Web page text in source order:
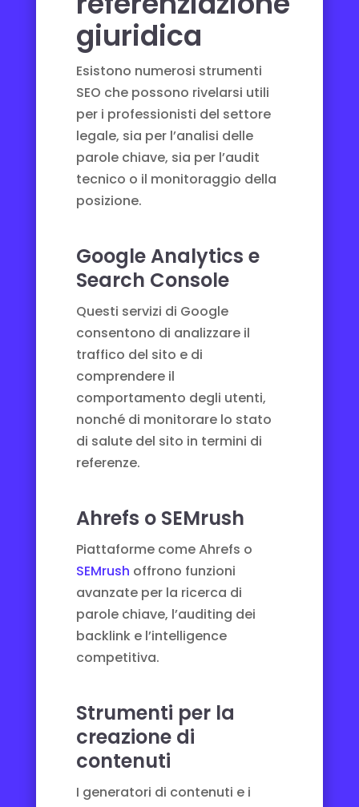
giuridica
Esistono numerosi strumenti
SEO che possono rivelarsi utili
per i professionisti del settore
legale, sia per l’analisi delle
parole chiave, sia per l’audit
tecnico o il monitoraggio della
posizione.
Google Analytics e
Search Console
Questi servizi di Google
consentono di analizzare il
traffico del sito e di
comprendere il
comportamento degli utenti,
nonché di monitorare lo stato
di salute del sito in termini di
referenze.
Ahrefs o SEMrush
Piattaforme come Ahrefs o
SEMrush offrono funzioni
avanzate per la ricerca di
parole chiave, l’auditing dei
backlink e l’intelligence
competitiva.
Strumenti per la
creazione di
contenuti
I generatori di contenuti e i